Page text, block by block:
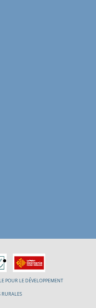
POUR LE DÉVELOPPEMENT
RURALES